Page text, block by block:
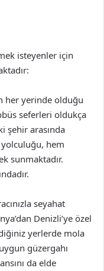
isteyenler için
her yerinde olduğu
seferleri oldukça
şehir arasında
hem
sunmaktadır.
seyahat
Denizli’ye özel
yerlerde mola
güzergahı
da elde